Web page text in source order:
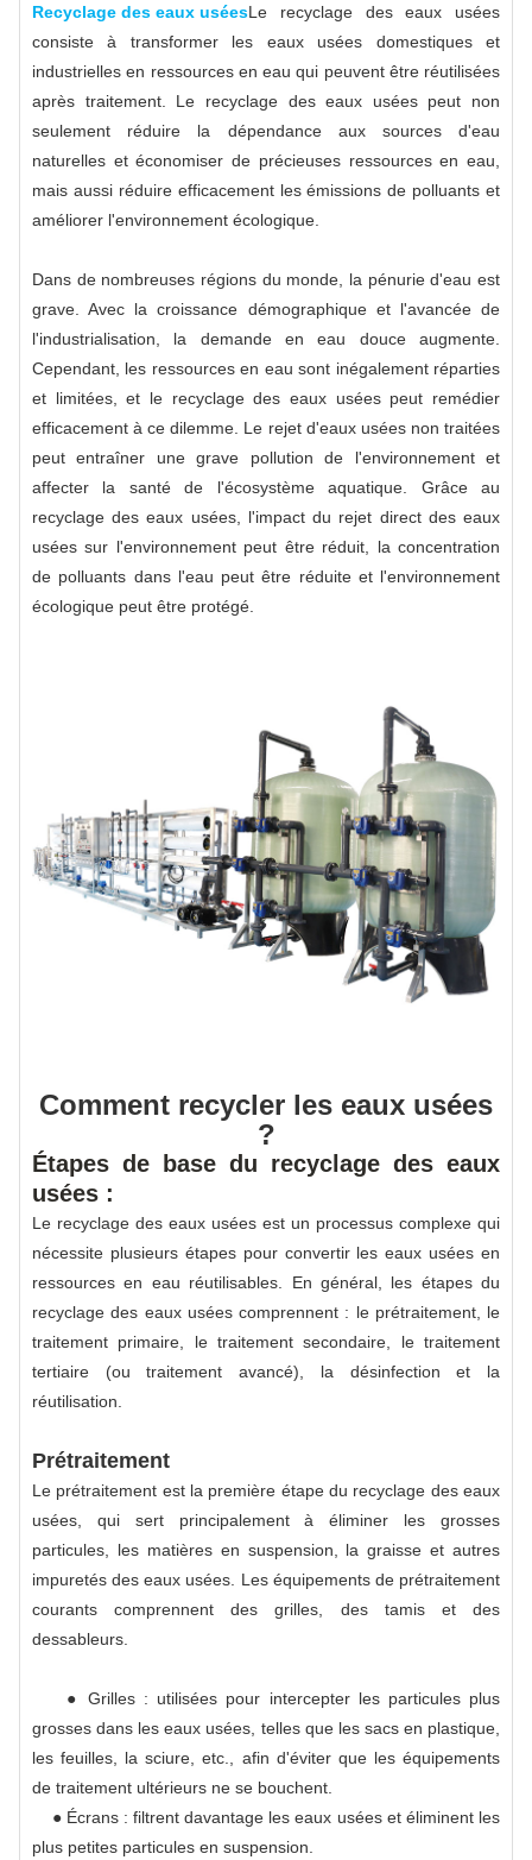
Recyclage des eaux uséesLe recyclage des eaux usées
consiste à transformer les eaux usées domestiques et
industrielles en ressources en eau qui peuvent être réutilisées
après traitement. Le recyclage des eaux usées peut non
seulement réduire la dépendance aux sources d'eau
naturelles et économiser de précieuses ressources en eau,
mais aussi réduire efficacement les émissions de polluants et
améliorer l'environnement écologique.
Dans de nombreuses régions du monde, la pénurie d'eau est
grave. Avec la croissance démographique et l'avancée de
l'industrialisation, la demande en eau douce augmente.
Cependant, les ressources en eau sont inégalement réparties
et limitées, et le recyclage des eaux usées peut remédier
efficacement à ce dilemme. Le rejet d'eaux usées non traitées
peut entraîner une grave pollution de l'environnement et
affecter la santé de l'écosystème aquatique. Grâce au
recyclage des eaux usées, l'impact du rejet direct des eaux
usées sur l'environnement peut être réduit, la concentration
de polluants dans l'eau peut être réduite et l'environnement
écologique peut être protégé.
Comment recycler les eaux usées
?
Étapes de base du recyclage des eaux
usées :
Le recyclage des eaux usées est un processus complexe qui
nécessite plusieurs étapes pour convertir les eaux usées en
ressources en eau réutilisables. En général, les étapes du
recyclage des eaux usées comprennent : le prétraitement, le
traitement primaire, le traitement secondaire, le traitement
tertiaire (ou traitement avancé), la désinfection et la
réutilisation.
Prétraitement
Le prétraitement est la première étape du recyclage des eaux
usées, qui sert principalement à éliminer les grosses
particules, les matières en suspension, la graisse et autres
impuretés des eaux usées. Les équipements de prétraitement
courants comprennent des grilles, des tamis et des
dessableurs.
● Grilles : utilisées pour intercepter les particules plus
grosses dans les eaux usées, telles que les sacs en plastique,
les feuilles, la sciure, etc., afin d'éviter que les équipements
de traitement ultérieurs ne se bouchent.
● Écrans : filtrent davantage les eaux usées et éliminent les
plus petites particules en suspension.